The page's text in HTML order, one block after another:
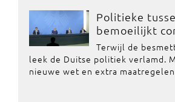
Politieke
bemoeilijkt
Terwijl de
leek de Duitse politiek verlamd.
nieuwe wet en extra